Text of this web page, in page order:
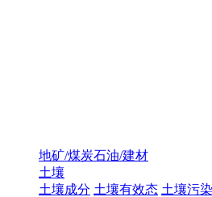
地矿/煤炭石油/建材
土壤
土壤成分 土壤有效态 土壤污